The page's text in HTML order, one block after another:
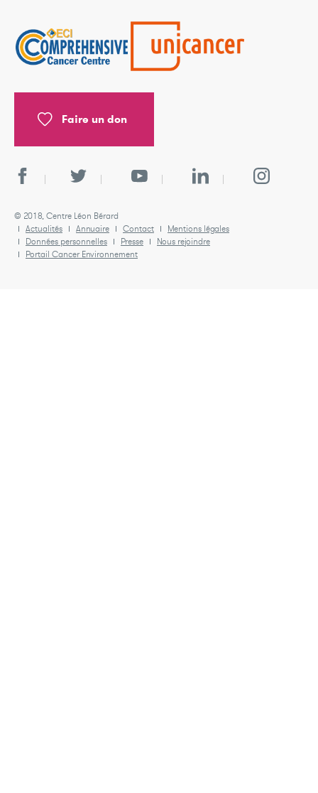
Faire un don
© 2018, Centre Léon Bérard
Actualités
Annuaire Contact
Mentions légales
Données personnelles
Presse
Nous rejoindre
Portail Cancer Environnement